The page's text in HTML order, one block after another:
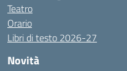
Teatro
Orario
Libri di testo 2026-27
Novità